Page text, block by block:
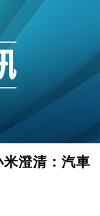
澄清：汽車